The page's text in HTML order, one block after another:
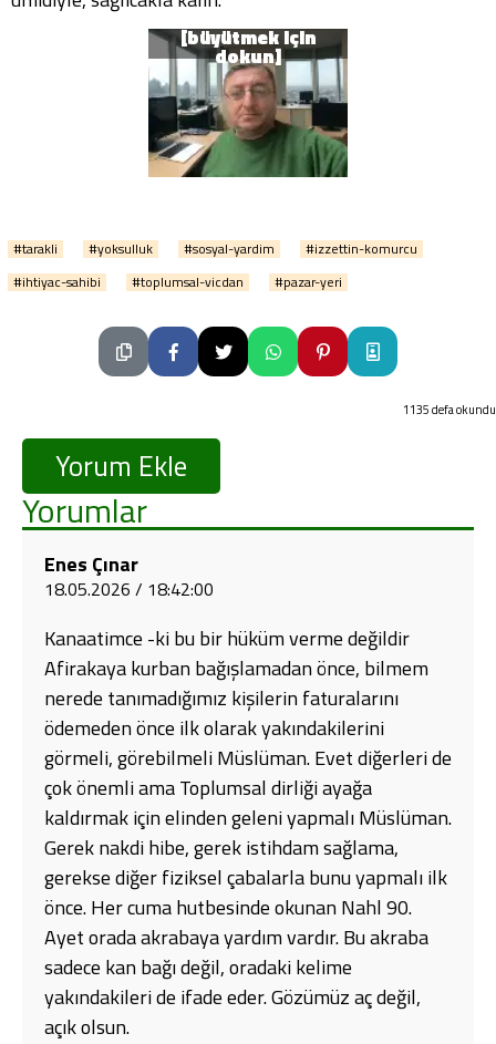
#tarakli #yoksulluk #sosyal-yardim
#izzettin-komurcu
#ihtiyac-sahibi
#toplumsal-vicdan #pazar-yeri
1135 defa okundu
Yorum Ekle
Yorumlar
Enes Çınar
18.05.2026 / 18:42:00
Kanaatimce -ki bu bir hüküm verme değildir
Afirakaya kurban bağışlamadan önce, bilmem
nerede tanımadığımız kişilerin faturalarını
ödemeden önce ilk olarak yakındakilerini
görmeli, görebilmeli Müslüman. Evet diğerleri de
çok önemli ama Toplumsal dirliği ayağa
kaldırmak için elinden geleni yapmalı Müslüman.
Gerek nakdi hibe, gerek istihdam sağlama,
gerekse diğer fiziksel çabalarla bunu yapmalı ilk
önce. Her cuma hutbesinde okunan Nahl 90.
Ayet orada akrabaya yardım vardır. Bu akraba
sadece kan bağı değil, oradaki kelime
yakındakileri de ifade eder. Gözümüz aç değil,
açık olsun.